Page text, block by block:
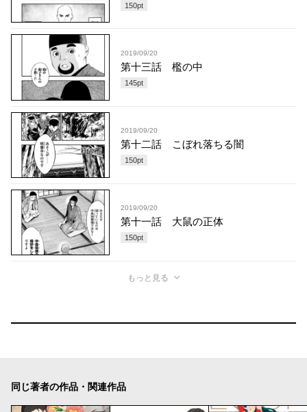
150pt
2019/09/20
第十三話 檻の中
145pt
2019/09/20
第十二話 こぼれ落ちる闇
150pt
2019/09/20
第十一話 大鼠の正体
150pt
もっと見る
同じ著者の作品・関連作品